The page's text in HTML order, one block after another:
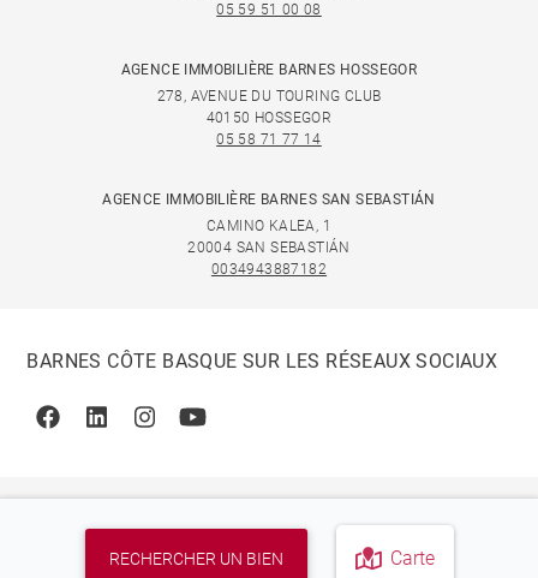
RECHERCHER UN BIEN Carte
05 59 51 00 08
AGENCE IMMOBILIÈRE BARNES HOSSEGOR
278, AVENUE DU TOURING CLUB
40150 HOSSEGOR
05 58 71 77 14
AGENCE IMMOBILIÈRE BARNES SAN SEBASTIÁN
CAMINO KALEA, 1
20004 SAN SEBASTIÁN
0034943887182
BARNES CÔTE BASQUE SUR LES RÉSEAUX SOCIAUX
FacebookLinkedinInstagramYoutube
© 2026 BARNES, INTERNATIONAL REALTY - BARNES